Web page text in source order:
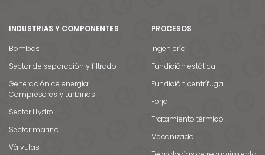
INDUSTRIAS Y COMPONENTES
Bombas
Sector de separación y filtrado
Generación de energía:
Compresores y turbinas
Sector Hydro
Sector marino
Válvulas
PROCESOS
Ingeniería
Fundición estática
Fundición centrífuga
Forja
Tratamiento térmico
Mecanizado